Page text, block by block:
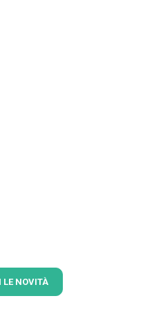
LE NOVITÀ